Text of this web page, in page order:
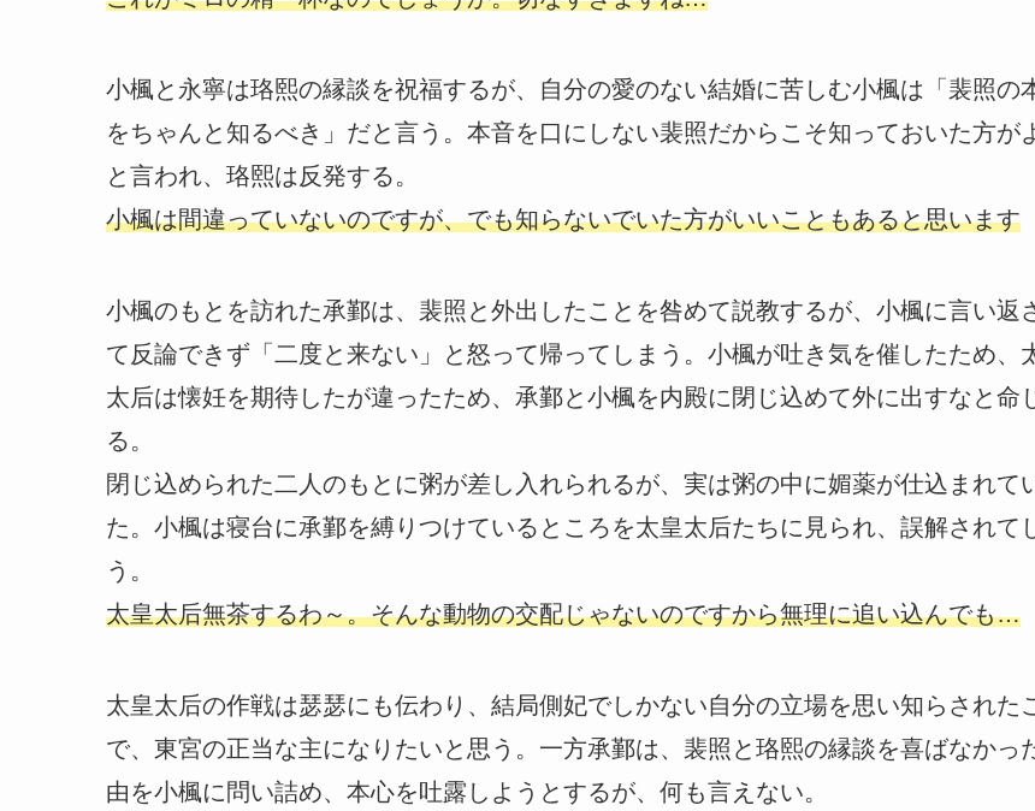
小楓と永寧は珞熙の縁談を祝福するが、自分の愛のない結婚に苦しむ小楓は「裴照の
をちゃんと知るべき」だと言う。本音を口にしない裴照だからこそ知っておいた方が
と言われ、珞熙は反発する。
小楓は間違っていないのですが、でも知らないでいた方がいいこともあると思います
小楓のもとを訪れた承鄞は、裴照と外出したことを咎めて説教するが、小楓に言い返
て反論できず「二度と来ない」と怒って帰ってしまう。小楓が吐き気を催したため、
太后は懐妊を期待したが違ったため、承鄞と小楓を内殿に閉じ込めて外に出すなと命
る。
閉じ込められた二人のもとに粥が差し入れられるが、実は粥の中に媚薬が仕込まれて
た。小楓は寝台に承鄞を縛りつけているところを太皇太后たちに見られ、誤解されて
う。
太皇太后無茶するわ～。そんな動物の交配じゃないのですから無理に追い込んでも…
太皇太后の作戦は瑟瑟にも伝わり、結局側妃でしかない自分の立場を思い知らされた
で、東宮の正当な主になりたいと思う。一方承鄞は、裴照と珞熙の縁談を喜ばなかっ
由を小楓に問い詰め、本心を吐露しようとするが、何も言えない。